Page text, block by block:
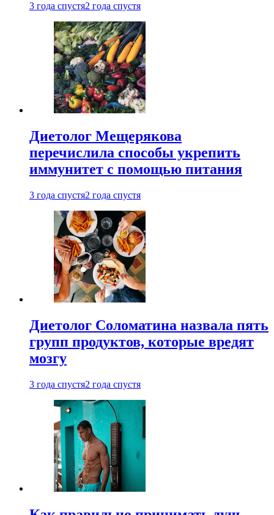
3 года спустя2 года спустя
Диетолог Мещерякова
перечислила способы укрепить
иммунитет с помощью питания
3 года спустя2 года спустя
Диетолог Соломатина назвала пять
групп продуктов, которые вредят
мозгу
3 года спустя2 года спустя